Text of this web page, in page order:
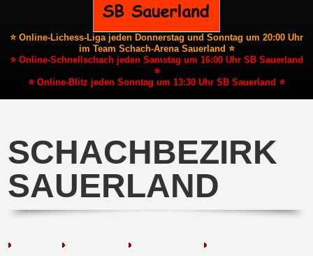
⭐ Online-Lichess-Liga jeden Donnerstag und Sonntag um 20:00 Uhr
im Team Schach-Arena Sauerland ⭐
⭐ Online-Schnellschach jeden Samstag um 16:00 Uhr SB Sauerland
⭐
⭐ Online-Blitz jeden Sonntag um 13:30 Uhr SB Sauerland ⭐
SCHACHBEZIRK
SAUERLAND